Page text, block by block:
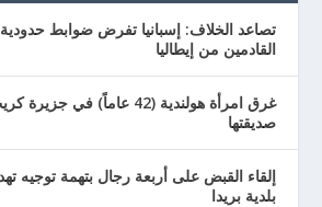
تصاعد الخلاف: إسبانيا تفرض ضوابط
القادمين من إيطاليا
غرق امرأة هولندية (42 عاماً)
صديقتها
إلقاء القبض على أربعة رجال بتهمة توجيه
بلدية بريدا